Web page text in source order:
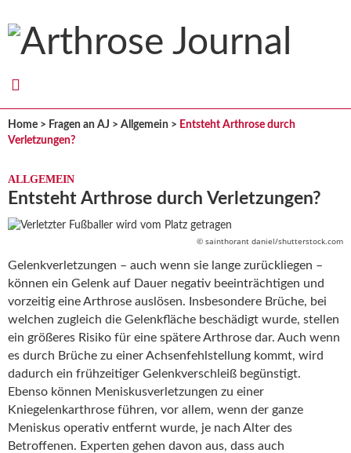
Arthrose
Journal
Home > Fragen an AJ > Allgemein > Entsteht Arthrose durch
Verletzungen?
ALLGEMEIN
Entsteht Arthrose durch Verletzungen?
© sainthorant daniel/shutterstock.com
Gelenkverletzungen – auch wenn sie lange zurückliegen –
können ein Gelenk auf Dauer negativ beeinträchtigen und
vorzeitig eine Arthrose auslösen. Insbesondere Brüche, bei
welchen zugleich die Gelenkfläche beschädigt wurde, stellen
ein größeres Risiko für eine spätere Arthrose dar. Auch wenn
es durch Brüche zu einer Achsenfehlstellung kommt, wird
dadurch ein frühzeitiger Gelenkverschleiß begünstigt.
Ebenso können Meniskusverletzungen zu einer
Kniegelenkarthrose führen, vor allem, wenn der ganze
Meniskus operativ entfernt wurde, je nach Alter des
Betroffenen. Experten gehen davon aus, dass auch